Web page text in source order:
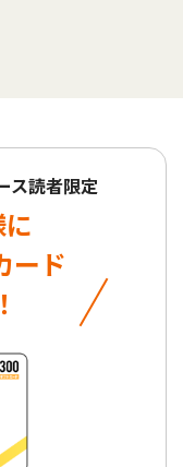
ス読者限定
ード